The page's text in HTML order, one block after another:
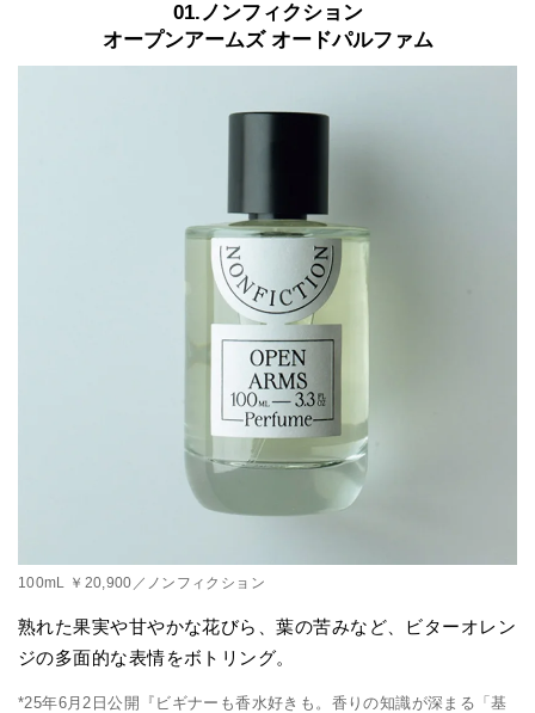
01.ノンフィクション
オープンアームズ オードパルファム
100mL ￥20,900／ノンフィクション
熟れた果実や甘やかな花びら、葉の苦みなど、ビターオレン
ジの多面的な表情をボトリング。
*25年6月2日公開『ビギナーも香水好きも。香りの知識が深まる「基